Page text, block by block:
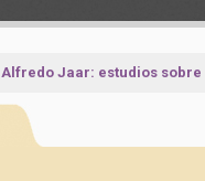
Alfredo Jaar: estudios